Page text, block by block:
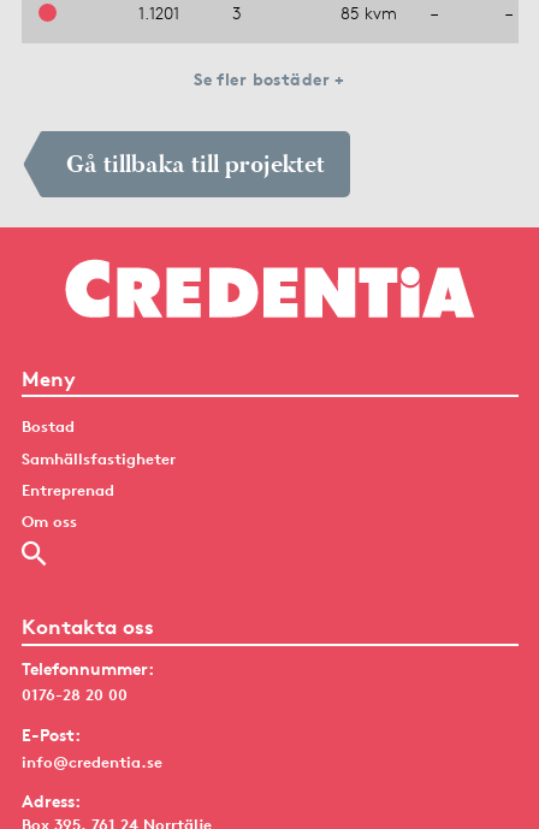
1.1201 3 85 kvm – –
Se fler bostäder +
Gå tillbaka till projektet
Meny
Bostad
Samhällsfastigheter
Entreprenad
Om oss
Kontakta oss
Telefonnummer:
0176-28 20 00
E-Post:
info@credentia.se
Adress:
Box 395, 761 24 Norrtälje